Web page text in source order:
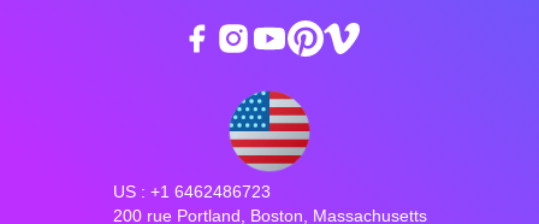
US : +1 6462486723
200 rue Portland, Boston, Massachusetts